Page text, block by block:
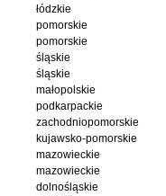
łódzkie
pomorskie
pomorskie
śląskie
śląskie
małopolskie
podkarpackie
zachodniopomorskie
kujawsko-pomorskie
mazowieckie
mazowieckie
dolnośląskie